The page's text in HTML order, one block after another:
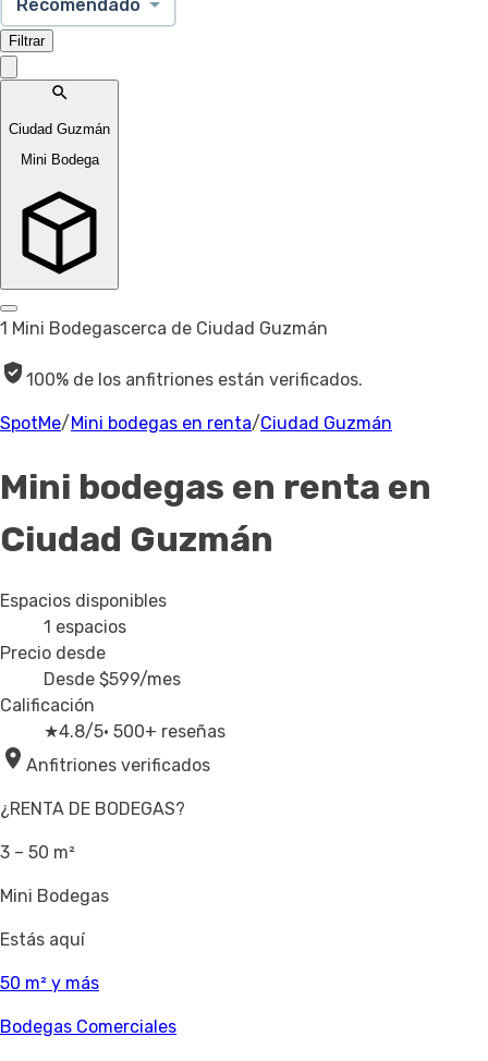
Recomendado
Filtrar
Ciudad Guzmán
Mini Bodega
1 Mini Bodegascerca de Ciudad Guzmán
100% de los anfitriones están verificados.
SpotMe/ Mini bodegas en renta/Ciudad Guzmán
Mini bodegas en renta en
Ciudad Guzmán
Espacios disponibles
1 espacios
Precio desde
Desde $599/mes
Calificación
★4.8/5· 500+ reseñas
Anfitriones verificados
¿RENTA DE BODEGAS?
3 – 50 m²
Mini Bodegas
Estás aquí
50 m² y más
Bodegas Comerciales